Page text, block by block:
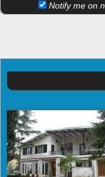
Notify me on